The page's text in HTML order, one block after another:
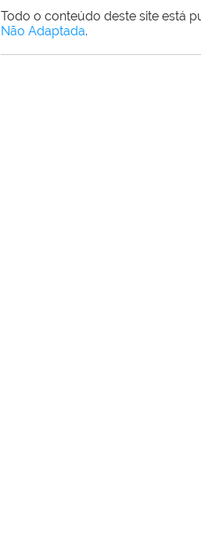
Todo o conteúdo deste site está
Não Adaptada.